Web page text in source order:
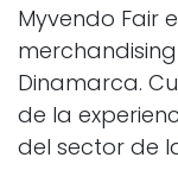
Myvendo Fair
Dinamarca.
de la
del sector de